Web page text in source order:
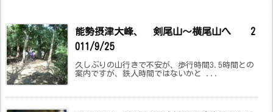
能勢摂津大峰、 剣尾山～横尾山へ 2
011/9/25
久しぶりの山行きで不安が、歩行時間3.5時間との
案内ですが、鉄人時間ではないかと ...